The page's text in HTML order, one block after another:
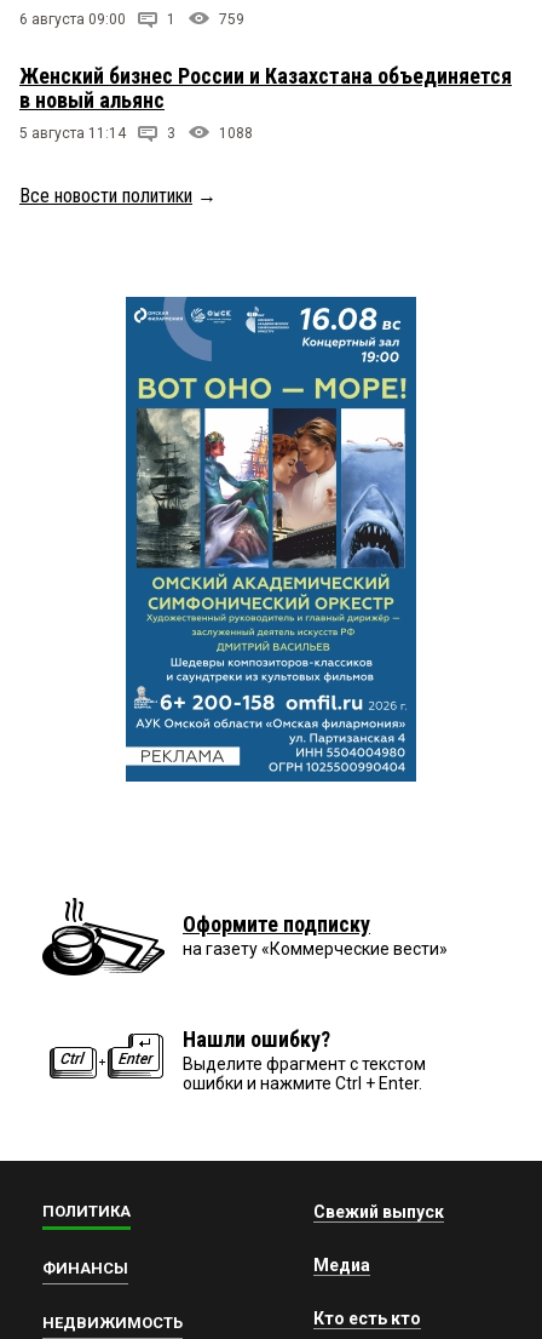
6 августа 09:00 1 759
Женский бизнес России и Казахстана объединяется
в новый альянс
5 августа 11:14 3 1088
Все новости политики →
Оформите подписку
на газету «Коммерческие вести»
Нашли ошибку?
Выделите фрагмент с текстом
ошибки и нажмите Ctrl + Enter.
ПОЛИТИКА
ФИНАНСЫ
НЕДВИЖИМОСТЬ
Свежий выпуск
Медиа
Кто есть кто